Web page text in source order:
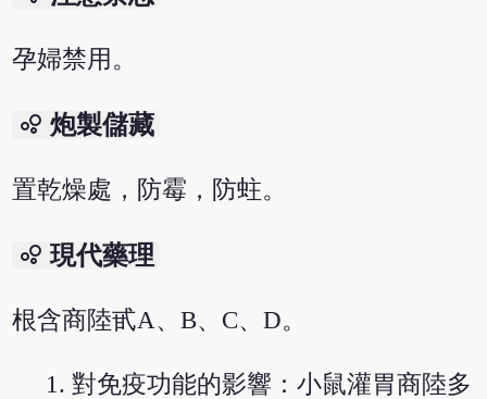
孕婦禁用。
bubble_chart 炮製儲藏
置乾燥處，防霉，防蛀。
bubble_chart 現代藥理
根含商陸甙A、B、C、D。
對免疫功能的影響：小鼠灌胃商陸多